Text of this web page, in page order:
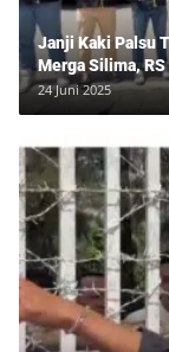
Janji Kaki Palsu
Merga Silima,
Hans Silalahi
24 Juni 2025